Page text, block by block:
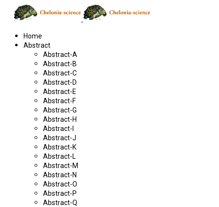
Home
Abstract
Abstract-A
Abstract-B
Abstract-C
Abstract-D
Abstract-E
Abstract-F
Abstract-G
Abstract-H
Abstract-I
Abstract-J
Abstract-K
Abstract-L
Abstract-M
Abstract-N
Abstract-O
Abstract-P
Abstract-Q